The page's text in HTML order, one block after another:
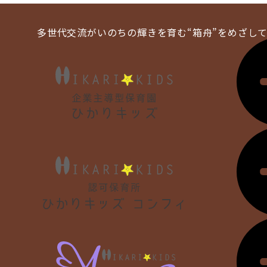
多世代交流がいのちの輝きを育む“箱舟”をめざし